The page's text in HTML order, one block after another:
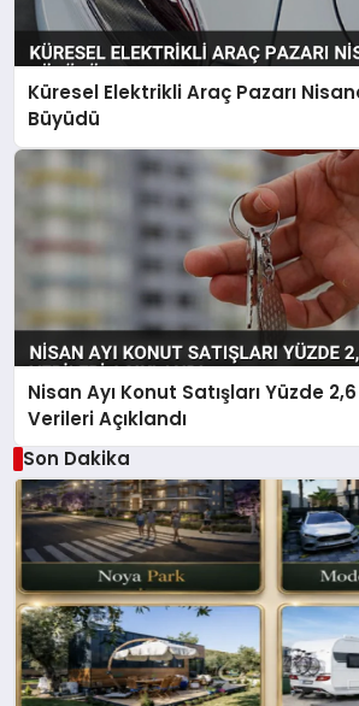
Küresel Elektrikli Araç Pazarı
Büyüdü
Nisan Ayı Konut Satışları Yüzde
Verileri Açıklandı
Son Dakika